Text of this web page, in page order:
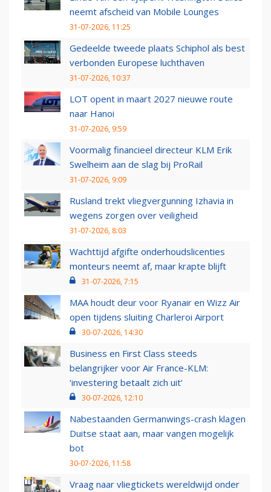
neemt afscheid van Mobile Lounges
31-07-2026, 11:25
Gedeelde tweede plaats Schiphol als best
verbonden Europese luchthaven
31-07-2026, 10:37
LOT opent in maart 2027 nieuwe route
naar Hanoi
31-07-2026, 9:59
Voormalig financieel directeur KLM Erik
Swelheim aan de slag bij ProRail
31-07-2026, 9:09
Rusland trekt vliegvergunning Izhavia in
wegens zorgen over veiligheid
31-07-2026, 8:03
Wachttijd afgifte onderhoudslicenties
monteurs neemt af, maar krapte blijft
31-07-2026, 7:15
MAA houdt deur voor Ryanair en Wizz Air
open tijdens sluiting Charleroi Airport
30-07-2026, 14:30
Business en First Class steeds
belangrijker voor Air France-KLM:
‘investering betaalt zich uit’
30-07-2026, 12:10
Nabestaanden Germanwings-crash klagen
Duitse staat aan, maar vangen mogelijk
bot
30-07-2026, 11:58
Vraag naar vliegtickets wereldwijd onder